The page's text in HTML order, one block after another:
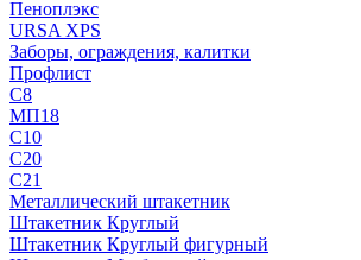
Пеноплэкс
URSA XPS
Заборы, ограждения, калитки
Профлист
С8
МП18
С10
С20
С21
Металлический штакетник
Штакетник Круглый
Штакетник Круглый фигурный